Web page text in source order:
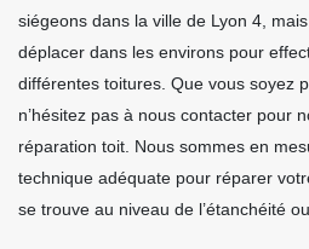
siégeons dans la ville de Lyon 4,
déplacer dans les environs pour
différentes toitures. Que vous soyez
n’hésitez pas à nous contacter pour
réparation toit. Nous sommes en
technique adéquate pour réparer
se trouve au niveau de l’étanchéité ou